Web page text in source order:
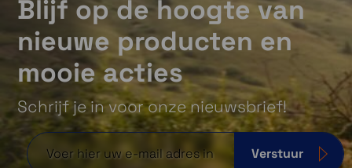
Blijf op de hoogte van
nieuwe producten en
mooie acties
Schrijf je in voor onze nieuwsbrief!
Verstuur